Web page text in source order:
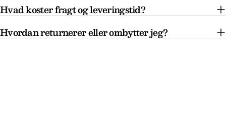
Hvad koster fragt og leveringstid?
Hvordan returnerer eller ombytter jeg?